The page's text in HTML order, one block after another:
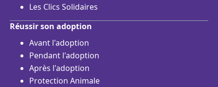
Les Clics Solidaires
Réussir son adoption
Avant l'adoption
Pendant l'adoption
Après l'adoption
Protection Animale